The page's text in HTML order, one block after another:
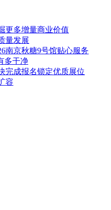
更多增量商业价值
量发展
南京秋糖9号馆贴心服务
多干净
完成报名锁定优质展位
容